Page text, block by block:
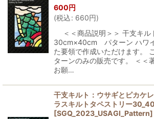
600円
(税込: 660円)
＜＜商品説明＞＞ 干支キル
30cm×40cm パターン ハワ
た要領で作成いただけます。
ターンのみの販売です。 ＜＜
お願…
干支キルト：ウサギとピカケ
ラスキルトタペストリー
[SGQ_2023_USAGI_Pattern]